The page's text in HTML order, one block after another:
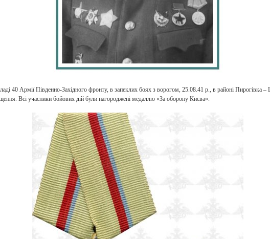
40 Армії Південно-Західного фронту, в запеклих боях з ворогом, 25.08.41 р., в районі Пирогівка –
Всі учасники бойових дій були нагороджені медаллю «За оборону Києва».